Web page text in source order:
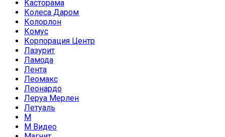
Касторама
Колеса Даром
Колорлон
Комус
Корпорация Центр
Лазурит
Ламода
Лента
Леомакс
Леонардо
Леруа Мерлен
Летуаль
М
М Видео